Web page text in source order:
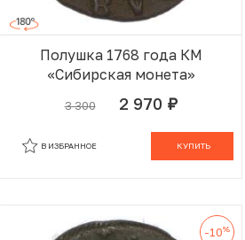
Полушка 1768 года КМ
«Сибирская монета»
3 300 2 970 руб.
КУПИТЬ
В ИЗБРАННОЕ
-10%